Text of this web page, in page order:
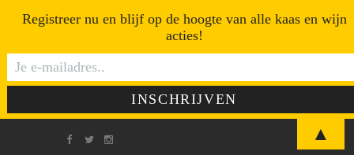
Registreer nu en blijf op de hoogte van alle kaas en wijn
acties!
▲